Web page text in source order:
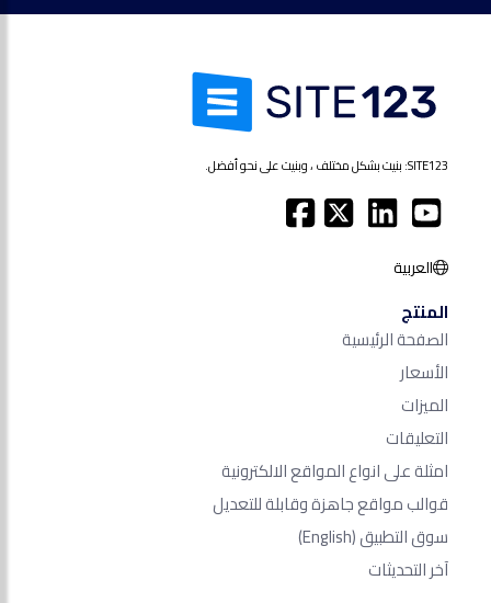
SITE123: بنيت بشكل مختلف ، وبنيت على نحو أفضل.
العربية
المنتج
الصفحة الرئيسية
الأسعار
الميزات
التعليقات
امثلة على انواع المواقع الالكترونية
قوالب مواقع جاهزة وقابلة للتعديل
سوق التطبيق(English)
آخر التحديثات